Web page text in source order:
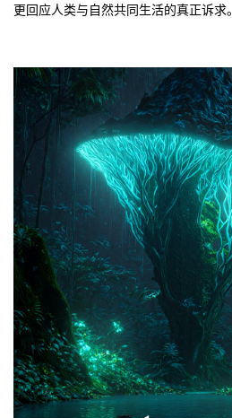
更回应人类与自然共同生活的真正诉求。